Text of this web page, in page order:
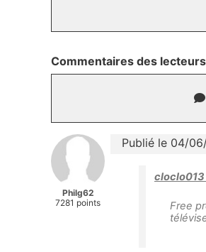
Commentaires des
Philg62
7281 points
Publié le 04/
Free